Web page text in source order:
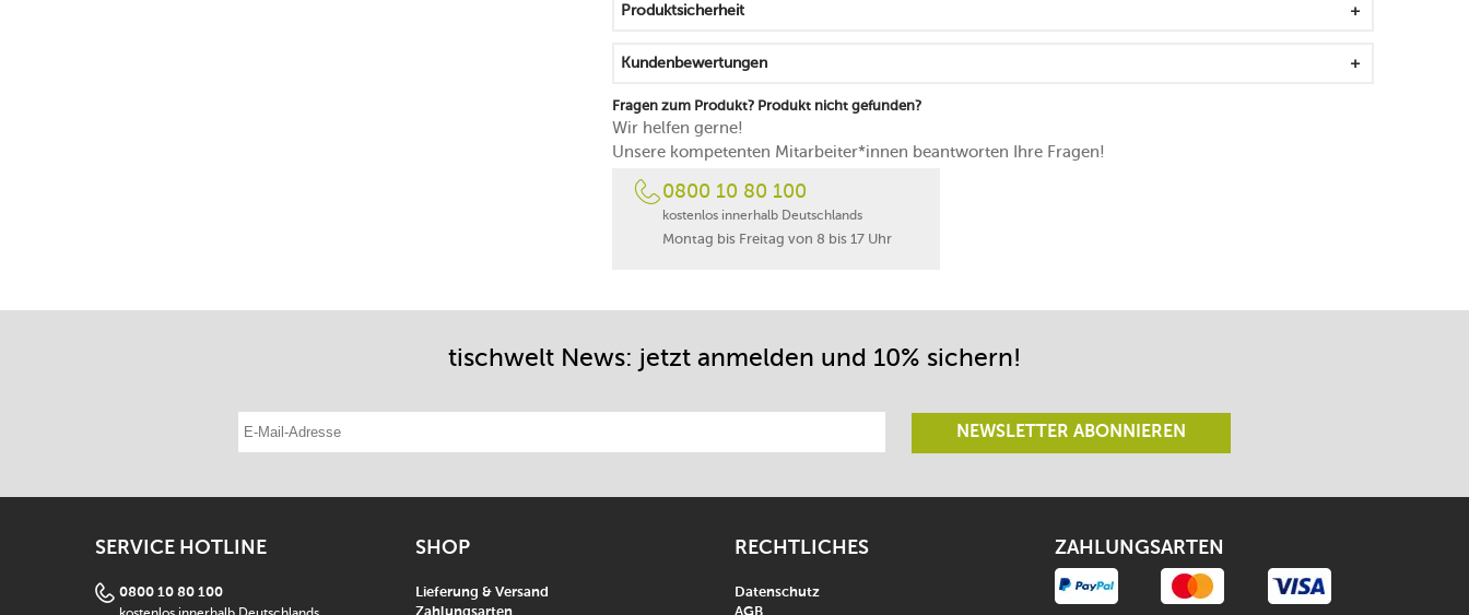
Produktsicherheit
Kundenbewertungen
Fragen zum Produkt? Produkt nicht gefunden?
Wir helfen gerne!
Unsere kompetenten Mitarbeiter*innen beantworten Ihre Fragen!
0800 10 80 100
kostenlos innerhalb Deutschlands
Montag bis Freitag von 8 bis 17 Uhr
tischwelt News: jetzt anmelden und 10% sichern!
E-Mail-Adresse eintragen
NEWSLETTER ABONNIEREN
SERVICE HOTLINE
0800 10 80 100
SHOP
Lieferung & Versand
RECHTLICHES
Datenschutz
ZAHLUNGSARTEN